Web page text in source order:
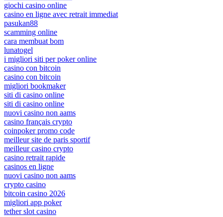
giochi casino online
casino en ligne avec retrait immediat
pasukan88
scamming online
cara membuat bom
lunatogel
i migliori siti per poker online
casino con bitcoin
casino con bitcoin
migliori bookmaker
siti di casino online
siti di casino online
nuovi casino non aams
casino français crypto
coinpoker promo code
meilleur site de paris sportif
meilleur casino crypto
casino retrait rapide
casinos en ligne
nuovi casino non aams
crypto casino
bitcoin casino 2026
migliori app poker
tether slot casino